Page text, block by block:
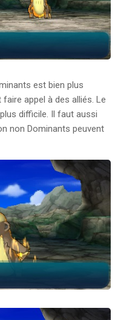
est bien plus
faire appel à des alliés. Le
difficile. Il faut aussi
non Dominants peuvent